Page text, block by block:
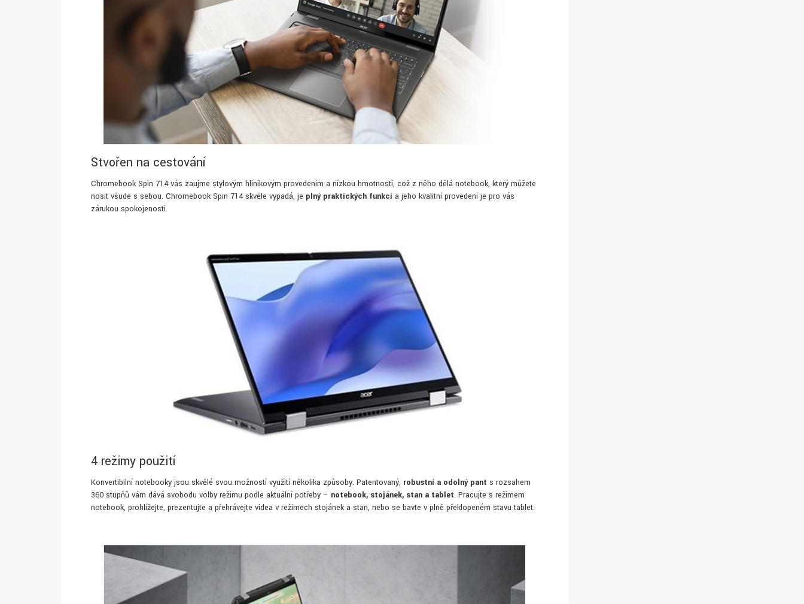
Stvořen na cestování
Chromebook Spin 714 vás zaujme stylovým hliníkovým provedením a nízkou hmotností, což z něho dělá notebook, který můžete
nosit všude s sebou. Chromebook Spin 714 skvěle vypadá, je plný praktických funkcí a jeho kvalitní provedení je pro vás
zárukou spokojenosti.
4 režimy použití
Konvertibilní notebooky jsou skvělé svou možností využití několika způsoby. Patentovaný, robustní a odolný pant s rozsahem
360 stupňů vám dává svobodu volby režimu podle aktuální potřeby – notebook, stojánek, stan a tablet. Pracujte s režimem
notebook, prohlížejte, prezentujte a přehrávejte videa v režimech stojánek a stan, nebo se bavte v plně překlopeném stavu tablet.